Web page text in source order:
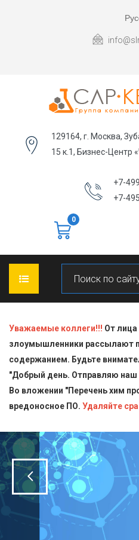
129164, г. Москва,
15 к.1, Бизнес-Центр
+7-
+7-
0
О КОМПАНИИ
ПРОДУКЦИЯ
Блескообразующие
Индикаторы
Кислоты
Пищевая химия для
Стандарт-титры
СТАТЬИ
ДОСТАВКА
СЕРТИФИКАТЫ
КОНТАКТЫ
Уважаемые коллеги!!! От
злоумышленники рассылают
содержанием. Будьте
"Добрый день. Отправляю наш
Во вложении "Перечень хим
вредоносное ПО. Удаляйте